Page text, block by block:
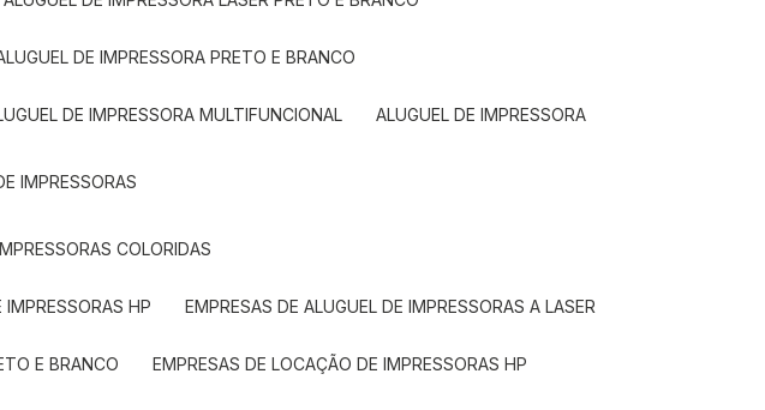
ALUGUEL DE IMPRESSORA PRETO E BRANCO
DE IMPRESSORA MULTIFUNCIONAL ALUGUEL DE IMPRESSORA
IMPRESSORAS
COLORIDAS
IMPRESSORAS HP EMPRESAS DE ALUGUEL DE IMPRESSORAS A LASER
E BRANCO EMPRESAS DE LOCAÇÃO DE IMPRESSORAS HP